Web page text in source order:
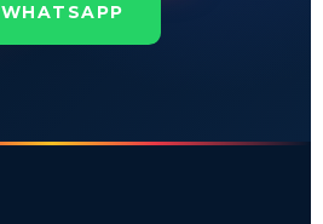
WHATSAPP